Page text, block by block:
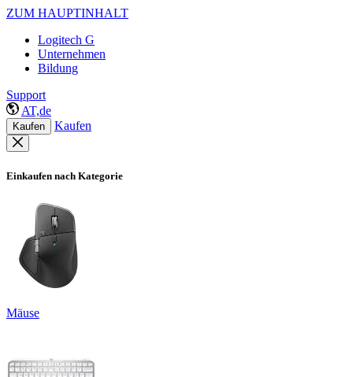
ZUM HAUPTINHALT
Logitech G
Unternehmen
Bildung
Support
AT,de
Kaufen Kaufen
Einkaufen nach Kategorie
Mäuse